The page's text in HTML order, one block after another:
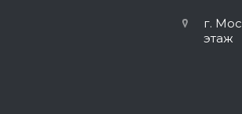
г.
этаж